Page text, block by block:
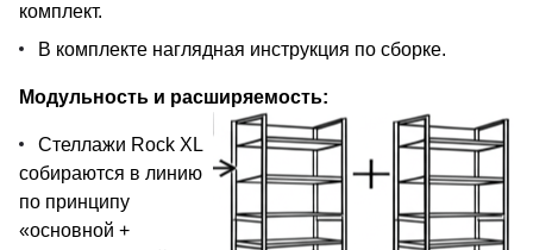
комплект.
В комплекте наглядная инструкция по сборке.
Модульность и расширяемость:
Стеллажи Rock XL
собираются в линию
по принципу
«основной +